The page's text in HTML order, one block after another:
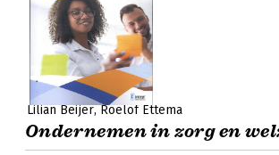
Lilian Beijer Roelof Ettema
Ondernemen in zorg en